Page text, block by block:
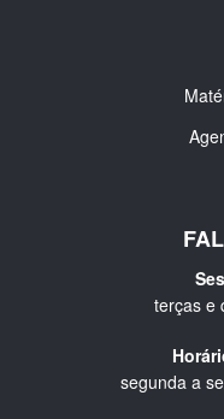
terças e
segunda a